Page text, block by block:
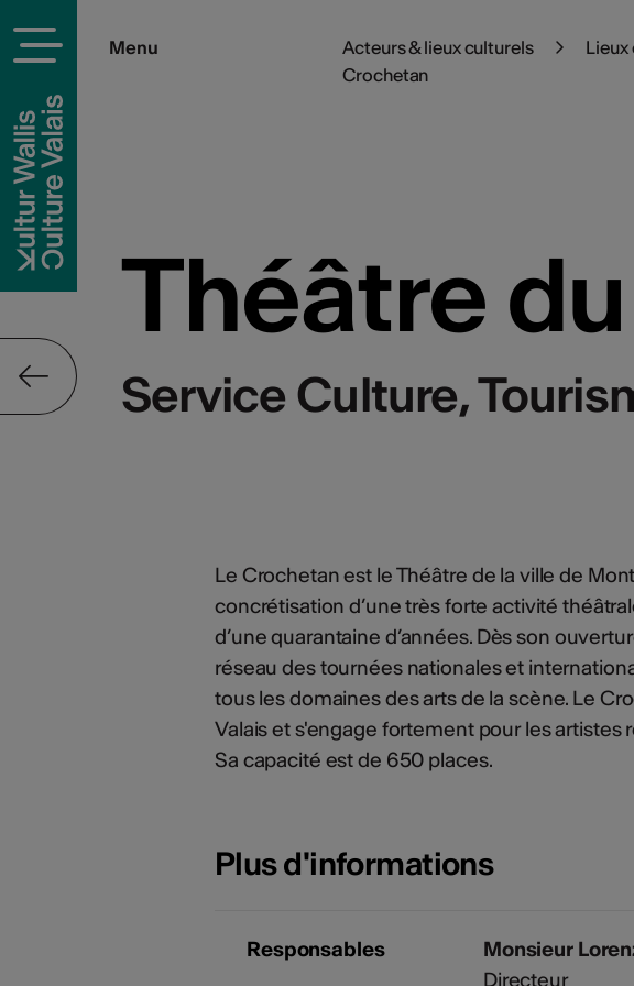
Menu Acteurs & lieux culturels Lieux
Crochetan
Théâtre
Service Culture,
Le Crochetan est le Théâtre de la ville de
concrétisation d’une très forte activité
d’une quarantaine d’années. Dès son
réseau des tournées nationales et
tous les domaines des arts de la scène. Le
Valais et s'engage fortement pour les artistes
Sa capacité est de 650 places.
Plus d'informations
Responsables
Monsieur
Directeur